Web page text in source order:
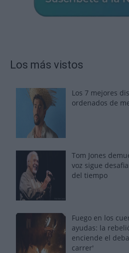
Los más vistos
Los 7 mejores
ordenados de
Tom Jones
voz sigue
del tiempo
Fuego en los
ayudas: la
enciende el
carrer'